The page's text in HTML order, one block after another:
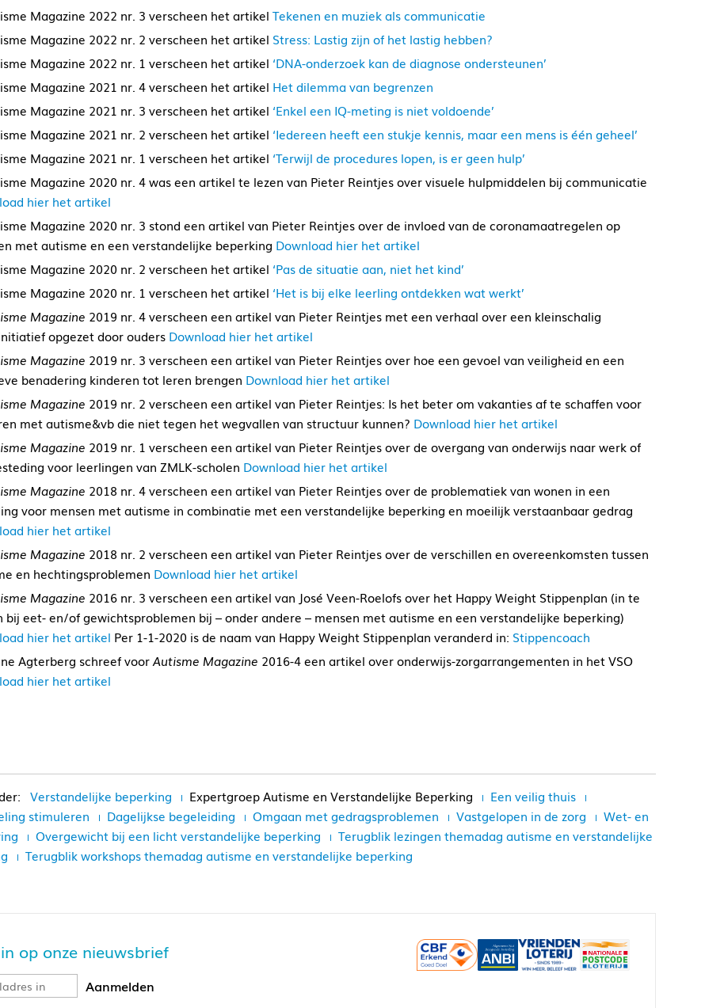
Magazine 2022 nr. 3 verscheen het artikel Tekenen en muziek als communicatie
Magazine 2022 nr. 2 verscheen het artikel Stress: Lastig zijn of het lastig hebben?
Magazine 2022 nr. 1 verscheen het artikel ‘DNA-onderzoek kan de diagnose ondersteunen’
Magazine 2021 nr. 4 verscheen het artikel Het dilemma van begrenzen
Magazine 2021 nr. 3 verscheen het artikel ‘Enkel een IQ-meting is niet voldoende’
Magazine 2021 nr. 2 verscheen het artikel ‘Iedereen heeft een stukje kennis, maar een mens is één geheel’
Magazine 2021 nr. 1 verscheen het artikel ‘Terwijl de procedures lopen, is er geen hulp’
Magazine 2020 nr. 4 was een artikel te lezen van Pieter Reintjes over visuele hulpmiddelen bij communicatie
hier het artikel
Magazine 2020 nr. 3 stond een artikel van Pieter Reintjes over de invloed van de coronamaatregelen op
met autisme en een verstandelijke beperking Download hier het artikel
Magazine 2020 nr. 2 verscheen het artikel ‘Pas de situatie aan, niet het kind’
Magazine 2020 nr. 1 verscheen het artikel ‘Het is bij elke leerling ontdekken wat werkt’
Magazine 2019 nr. 4 verscheen een artikel van Pieter Reintjes met een verhaal over een kleinschalig
opgezet door ouders Download hier het artikel
Magazine 2019 nr. 3 verscheen een artikel van Pieter Reintjes over hoe een gevoel van veiligheid en een
benadering kinderen tot leren brengen Download hier het artikel
Magazine 2019 nr. 2 verscheen een artikel van Pieter Reintjes: Is het beter om vakanties af te schaffen voor
met autisme&vb die niet tegen het wegvallen van structuur kunnen? Download hier het artikel
Magazine 2019 nr. 1 verscheen een artikel van Pieter Reintjes over de overgang van onderwijs naar werk of
voor leerlingen van ZMLK-scholen Download hier het artikel
Magazine 2018 nr. 4 verscheen een artikel van Pieter Reintjes over de problematiek van wonen in een
voor mensen met autisme in combinatie met een verstandelijke beperking en moeilijk verstaanbaar gedrag
hier het artikel
Magazine 2018 nr. 2 verscheen een artikel van Pieter Reintjes over de verschillen en overeenkomsten tussen
en hechtingsproblemen Download hier het artikel
Magazine 2016 nr. 3 verscheen een artikel van José Veen-Roelofs over het Happy Weight Stippenplan (in te
bij eet- en/of gewichtsproblemen bij – onder andere – mensen met autisme en een verstandelijke beperking)
hier het artikel Per 1-1-2020 is de naam van Happy Weight Stippenplan veranderd in: Stippencoach
Agterberg schreef voorAutisme Magazine 2016-4 een artikel over onderwijs-zorgarrangementen in het VSO
hier het artikel
Verstandelijke beperking Expertgroep Autisme en Verstandelijke Beperking
Een veilig thuis
stimuleren
Dagelijkse begeleiding Omgaan met gedragsproblemen Vastgelopen in de zorg
Wet- en
Overgewicht bij een licht verstandelijke beperking
Terugblik lezingen themadag autisme en verstandelijke
Terugblik workshops themadag autisme en verstandelijke beperking
op onze nieuwsbrief